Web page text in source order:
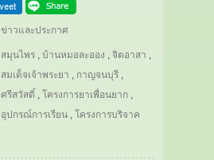
ข่าวและประกาศ
สมุนไพร, บ้านหมอละออง , จิตอาสา ,
สมเด็จเจ้าพระยา , กาญจนบุรี,
ศรีสวัสดิ์​ , โครงการยาเพื่อนยาก,
อุปกรณ์การเรียน, โครงการบริจาค